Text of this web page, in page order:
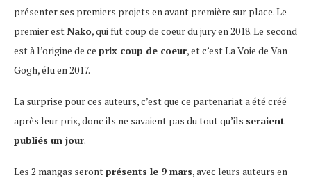
présenter ses premiers projets en avant première sur place. Le
premier estNako, qui fut coup de coeur du jury en 2018. Le second
est à l’origine de ce prix coup de coeur, et c’est La Voie de Van
Gogh, élu en 2017.
La surprise pour ces auteurs, c’est que ce partenariat a été créé
après leur prix, donc ils ne savaient pas du tout qu’ils seraient
publiés un jour.
Les 2 mangas serontprésents le 9 mars, avec leurs auteurs en